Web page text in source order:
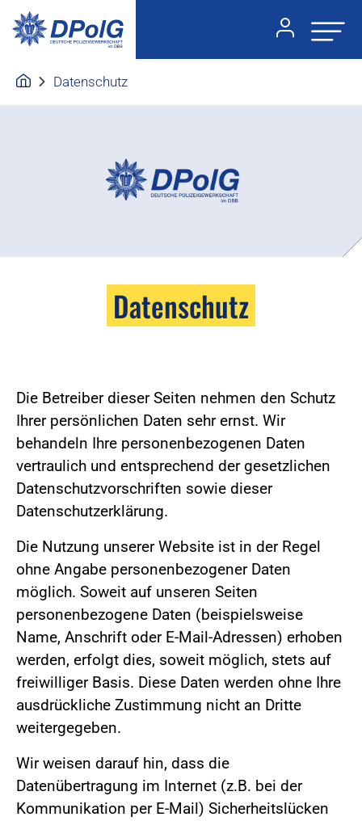
Datenschutz
Datenschutz
Die Betreiber dieser Seiten nehmen den Schutz
Ihrer persönlichen Daten sehr ernst. Wir
behandeln Ihre personenbezogenen Daten
vertraulich und entsprechend der gesetzlichen
Datenschutzvorschriften sowie dieser
Datenschutzerklärung.
Die Nutzung unserer Website ist in der Regel
ohne Angabe personenbezogener Daten
möglich. Soweit auf unseren Seiten
personenbezogene Daten (beispielsweise
Name, Anschrift oder E-Mail-Adressen) erhoben
werden, erfolgt dies, soweit möglich, stets auf
freiwilliger Basis. Diese Daten werden ohne Ihre
ausdrückliche Zustimmung nicht an Dritte
weitergegeben.
Wir weisen darauf hin, dass die
Datenübertragung im Internet (z.B. bei der
Kommunikation per E-Mail) Sicherheitslücken